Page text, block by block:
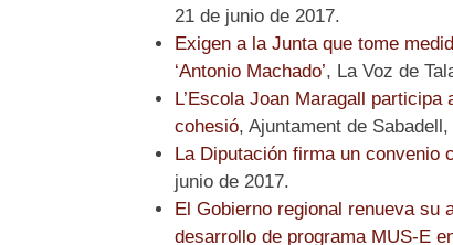
21 de junio de 2017.
Exigen a la Junta que tome
‘Antonio Machado’, La Voz de
L’Escola Joan Maragall
cohesió, Ajuntament de
La Diputación firma un convenio
junio de 2017.
El Gobierno regional renueva su
desarrollo de programa MUS-E